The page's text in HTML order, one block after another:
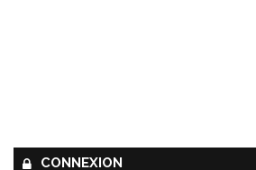
CONNEXION